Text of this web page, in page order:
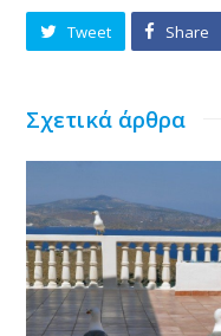
Tweet Share
Σχετικά άρθρα